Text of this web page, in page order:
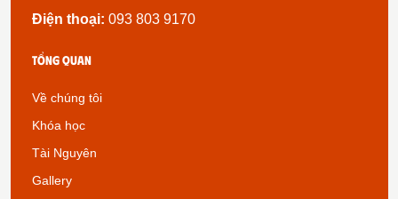
Điện thoại: 093 803 9170
Tổng quan
Về chúng tôi
Khóa học
Tài Nguyên
Gallery